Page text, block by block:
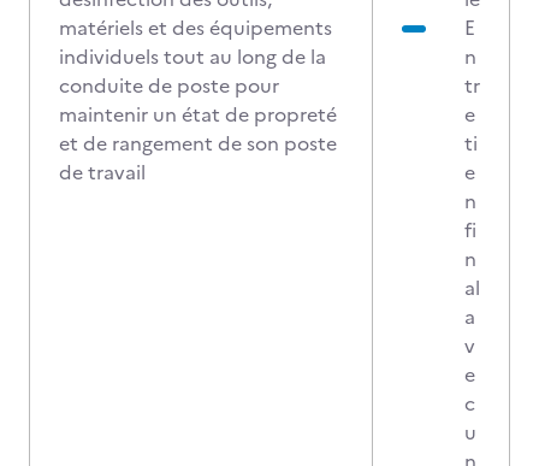
matériels et des équipements
individuels tout au long de la
conduite de poste pour
maintenir un état de propreté
et de rangement de son poste
de travail
E
n
tr
e
ti
e
n
fi
n
al
a
v
e
c
u